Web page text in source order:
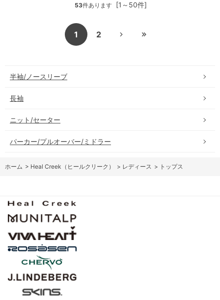
[1～50件]
53件あります
1 2
半袖/ノースリーブ
長袖
ニット/セーター
パーカー/プルオーバー/ミドラー
ホーム > Heal Creek（ヒールクリーク） > レディース > トップス